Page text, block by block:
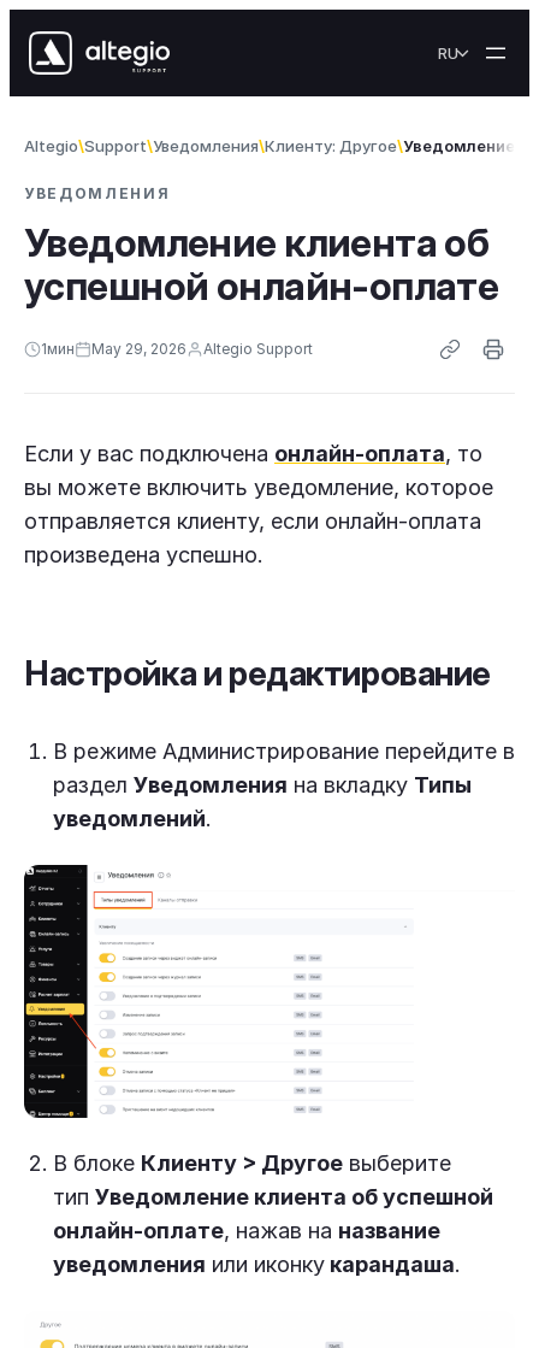
RU
Altegio Support Уведомления Клиенту: Другое Уведомление
УВЕДОМЛЕНИЯ
Уведомление клиента об
успешной онлайн-оплате
1мин May 29, 2026 Altegio Support
Если у вас подключена онлайн-оплата, то
вы можете включить уведомление, которое
отправляется клиенту, если онлайн-оплата
произведена успешно.
Настройка и редактирование
В режиме Администрирование перейдите в
раздел Уведомления на вкладку Типы
уведомлений.
В блоке Клиенту > Другое выберите
тип Уведомление клиента об успешной
онлайн-оплате, нажав на название
уведомления или иконку карандаша.